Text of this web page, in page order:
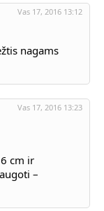
Vas 17, 2016 13:12
nagams
Vas 17, 2016 13:23
cm ir
–